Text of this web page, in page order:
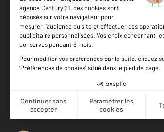
Votre agence est notée
Achat